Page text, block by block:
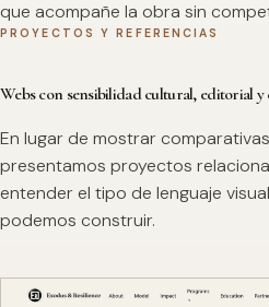
que acompañe la obra sin
PROYECTOS Y REFERENCIAS
Webs con sensibilidad cultural, editorial y
En lugar de mostrar
presentamos proyectos
entender el tipo de lenguaje
podemos construir.